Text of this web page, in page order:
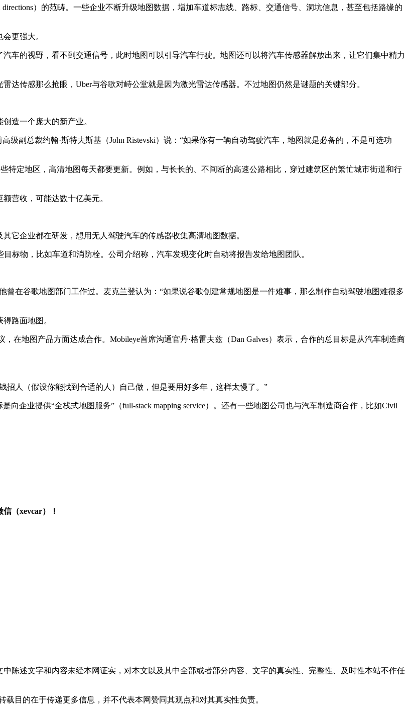
）的范畴。一些企业不断升级地图数据，增加车道标志线、路标、交通信号、洞坑信息，甚至包括路缘的
更强大。
车的视野，看不到交通信号，此时地图可以引导汽车行驶。地图还可以将汽车传感器解放出来，让它们集中精力
达传感那么抢眼，Uber与谷歌对峙公堂就是因为激光雷达传感器。不过地图仍然是谜题的关键部分。
造一个庞大的新产业。
级副总裁约翰·斯特夫斯基（John Ristevski）说：“如果你有一辆自动驾驶汽车，地图就是必备的，不是可选功
特定地区，高清地图每天都要更新。例如，与长长的、不间断的高速公路相比，穿过建筑区的繁忙城市街道和行
营收，可能达数十亿美元。
它企业都在研发，想用无人驾驶汽车的传感器收集高清地图数据。
标物，比如车道和消防栓。公司介绍称，汽车发现变化时自动将报告发给地图团队。
曾在谷歌地图部门工作过。麦克兰登认为：“如果说谷歌创建常规地图是一件难事，那么制作自动驾驶地图难很多
路面地图。
在地图产品方面达成合作。Mobileye首席沟通官丹·格雷夫兹（Dan Galves）表示，合作的总目标是从汽车制造商
招人（假设你能找到合适的人）自己做，但是要用好多年，这样太慢了。”
向企业提供“全栈式地图服务”（full-stack mapping service）。还有一些地图公司也与汽车制造商合作，比如Civil
（xevcar）！
陈述文字和内容未经本网证实，对本文以及其中全部或者部分内容、文字的真实性、完整性、及时性本站不作任
目的在于传递更多信息，并不代表本网赞同其观点和对其真实性负责。